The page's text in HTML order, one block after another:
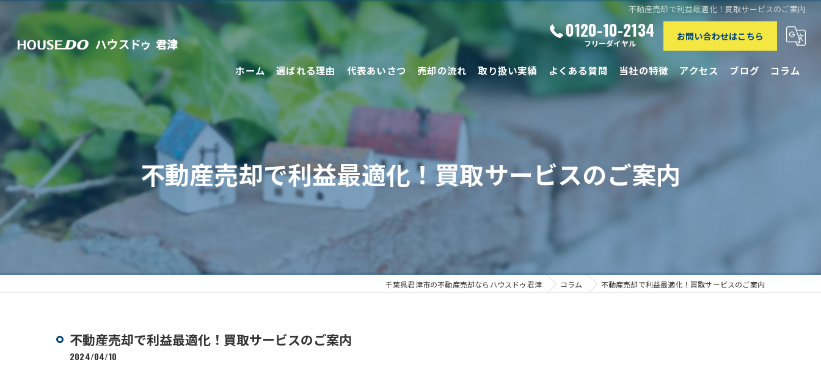
不動産売却で利益最適化！買取サービスのご案内
0120-10-2134
フリーダイヤル
お問い合わせはこちら
ホーム 選ばれる理由 代表あいさつ 売却の流れ
売却の方法
取り扱い実績 よくある質問 当社の特徴
買取
アクセス ブログ コラム
不動産売却で利益最適化！買取サービスのご案内
千葉県君津市の不動産売却ならハウスドゥ君津 コラム 不動産売却で利益最適化！買取サービスのご案内
不動産売却で利益最適化！買取サービスのご案内
2024/04/10